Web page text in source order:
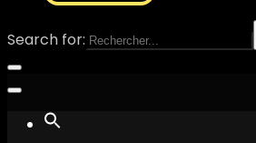
Search for: